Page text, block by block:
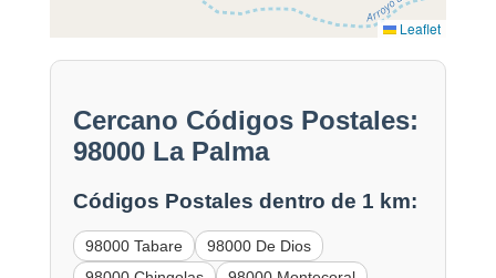
Leaflet
Cercano Códigos Postales:
98000 La Palma
Códigos Postales dentro de 1 km:
98000 Tabare
98000 De Dios